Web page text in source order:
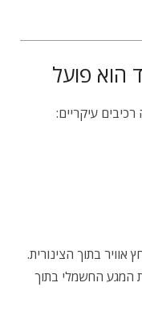
הוא פועל
עיקריים:
בתוך הצינורית.
המגע החשמלי בתוך